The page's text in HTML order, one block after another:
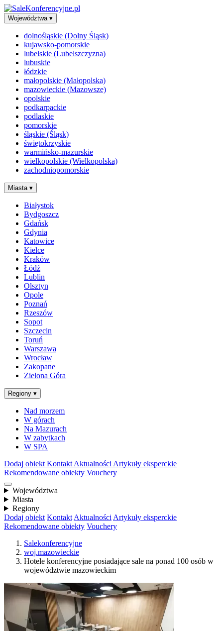
Województwa ▾
dolnośląskie (Dolny Śląsk)
kujawsko-pomorskie
lubelskie (Lubelszczyzna)
lubuskie
łódzkie
małopolskie (Małopolska)
mazowieckie (Mazowsze)
opolskie
podkarpackie
podlaskie
pomorskie
śląskie (Śląsk)
świętokrzyskie
warmińsko-mazurskie
wielkopolskie (Wielkopolska)
zachodniopomorskie
Miasta ▾
Białystok
Bydgoszcz
Gdańsk
Gdynia
Katowice
Kielce
Kraków
Łódź
Lublin
Olsztyn
Opole
Poznań
Rzeszów
Sopot
Szczecin
Toruń
Warszawa
Wrocław
Zakopane
Zielona Góra
Regiony ▾
Nad morzem
W górach
Na Mazurach
W zabytkach
W SPA
Dodaj obiekt Kontakt Aktualności Artykuły eksperckie
Rekomendowane obiekty Vouchery
Województwa
Miasta
Regiony
Dodaj obiekt Kontakt Aktualności Artykuły eksperckie
Rekomendowane obiekty Vouchery
Salekonferencyjne
woj.mazowieckie
Hotele konferencyjne posiadające sale na ponad 100 osób w
województwie mazowieckim